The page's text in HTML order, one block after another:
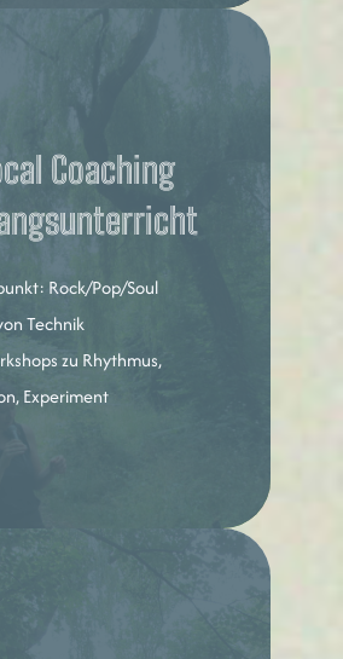
Coaching
Rock/Pop/Soul
Technik
zu Rhythmus,
Experiment